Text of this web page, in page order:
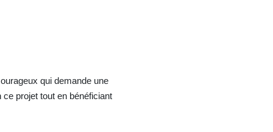
qui demande une
projet tout en bénéficiant